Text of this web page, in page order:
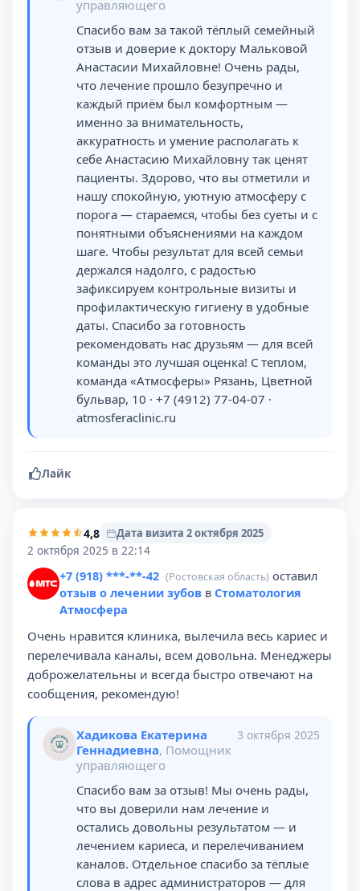
управляющего
Спасибо вам за такой тёплый семейный
отзыв и доверие к доктору Мальковой
Анастасии Михайловне! Очень рады,
что лечение прошло безупречно и
каждый приём был комфортным —
именно за внимательность,
аккуратность и умение располагать к
себе Анастасию Михайловну так ценят
пациенты. Здорово, что вы отметили и
нашу спокойную, уютную атмосферу с
порога — стараемся, чтобы без суеты и с
понятными объяснениями на каждом
шаге. Чтобы результат для всей семьи
держался надолго, с радостью
зафиксируем контрольные визиты и
профилактическую гигиену в удобные
даты. Спасибо за готовность
рекомендовать нас друзьям — для всей
команды это лучшая оценка! С теплом,
команда «Атмосферы» Рязань, Цветной
бульвар, 10 · +7 (4912) 77-04-07 ·
atmosferaclinic.ru
Лайк
4,8
Дата визита 2 октября 2025
2 октября 2025 в 22:14
+7 (918) ***-**-42 (Ростовская область) оставил
отзыв о лечении зубов в Стоматология
Атмосфера
Очень нравится клиника, вылечила весь кариес и
перелечивала каналы, всем довольна. Менеджеры
доброжелательны и всегда быстро отвечают на
сообщения, рекомендую!
Хадикова Екатерина
Геннадиевна, Помощник
управляющего
3 октября 2025
Спасибо вам за отзыв! Мы очень рады,
что вы доверили нам лечение и
остались довольны результатом — и
лечением кариеса, и перелечиванием
каналов. Отдельное спасибо за тёплые
слова в адрес администраторов — для